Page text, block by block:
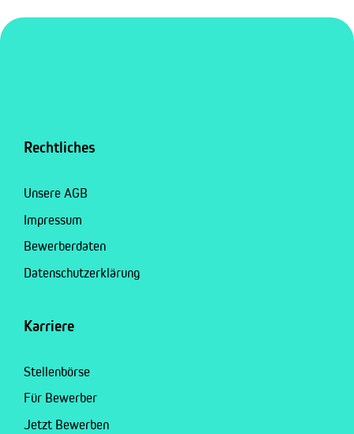
Rechtliches
Unsere AGB
Impressum
Bewerberdaten
Datenschutzerklärung
Karriere
Stellenbörse
Für Bewerber
Jetzt Bewerben